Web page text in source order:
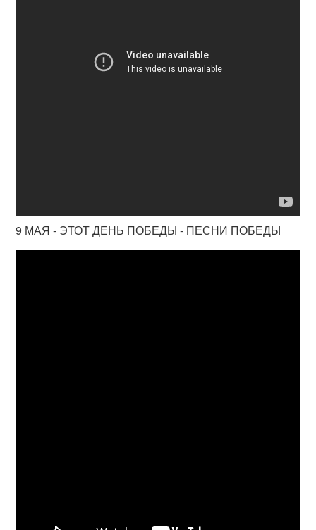
9 МАЯ - ЭТОТ ДЕНЬ ПОБЕДЫ - ПЕСНИ ПОБЕДЫ